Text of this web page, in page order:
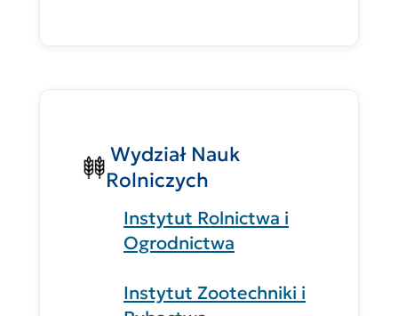
Wydział Nauk
Rolniczych
Instytut Rolnictwa i
Ogrodnictwa
Instytut Zootechniki i